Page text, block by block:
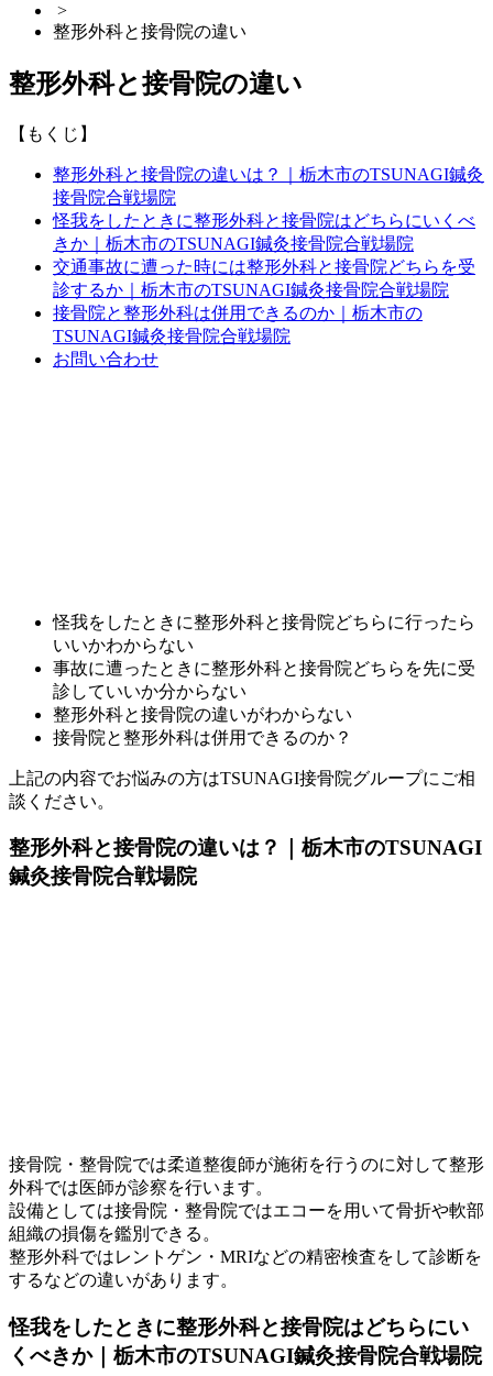
>
整形外科と接骨院の違い
整形外科と接骨院の違い
【もくじ】
整形外科と接骨院の違いは？｜栃木市のTSUNAGI鍼灸
接骨院合戦場院
怪我をしたときに整形外科と接骨院はどちらにいくべ
きか｜栃木市のTSUNAGI鍼灸接骨院合戦場院
交通事故に遭った時には整形外科と接骨院どちらを受
診するか｜栃木市のTSUNAGI鍼灸接骨院合戦場院
接骨院と整形外科は併用できるのか｜栃木市の
TSUNAGI鍼灸接骨院合戦場院
お問い合わせ
怪我をしたときに整形外科と接骨院どちらに行ったら
いいかわからない
事故に遭ったときに整形外科と接骨院どちらを先に受
診していいか分からない
整形外科と接骨院の違いがわからない
接骨院と整形外科は併用できるのか？
上記の内容でお悩みの方はTSUNAGI接骨院グループにご相
談ください。
整形外科と接骨院の違いは？｜栃木市のTSUNAGI
鍼灸接骨院合戦場院
接骨院・整骨院では柔道整復師が施術を行うのに対して整形
外科では医師が診察を行います。
設備としては接骨院・整骨院ではエコーを用いて骨折や軟部
組織の損傷を鑑別できる。
整形外科ではレントゲン・MRIなどの精密検査をして診断を
するなどの違いがあります。
怪我をしたときに整形外科と接骨院はどちらにい
くべきか｜栃木市のTSUNAGI鍼灸接骨院合戦場院